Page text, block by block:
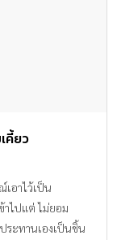
คี้ยว
อาไว้เป็น
ไปแต่ ไม่ยอม
ะทานเองเป็นชิ้น